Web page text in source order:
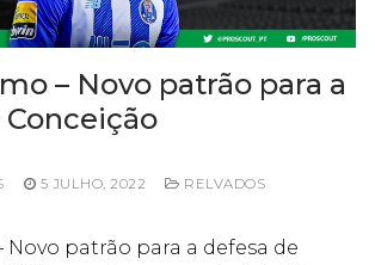
– Novo patrão para a
5 JULHO, 2022 RELVADOS
Novo patrão para a defesa de